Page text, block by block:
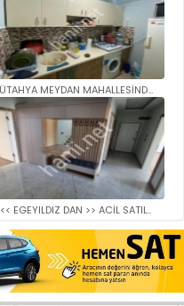
KÜTAHYA MEYDAN MAHALLESİNDE SA..
<< EGEYILDIZ DAN >> ACİL SATIL..